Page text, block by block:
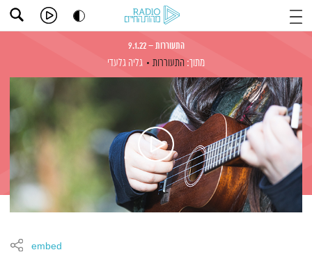
התעוררות – 9.1.22
מתוך: התעוררות גליה גלעדי
embed